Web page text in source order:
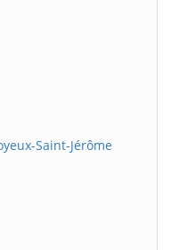
Saint-Jérôme